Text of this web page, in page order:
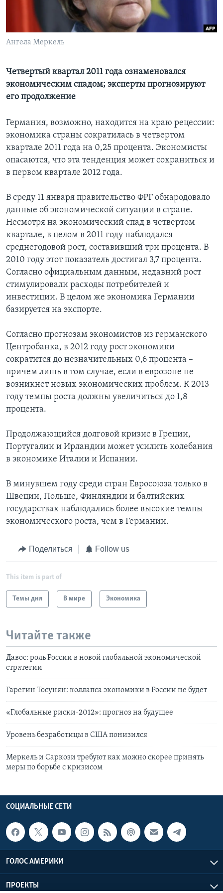
Learning English
СОЦИАЛЬНЫЕ СЕТИ
Ангела Меркель
Четвертый квартал 2011 года ознаменовался
экономическим спадом; эксперты прогнозируют
его продолжение
Германия, возможно, находится на краю рецессии:
экономика страны сократилась в четвертом
квартале 2011 года на 0,25 процента. Экономисты
опасаются, что эта тенденция может сохраниться и
в первом квартале 2012 года.
В среду 11 января правительство ФРГ обнародовало
данные об экономической ситуации в стране.
Несмотря на экономический спад в четвертом
квартале, в целом в 2011 году наблюдался
среднегодовой рост, составивший три процента. В
2010 году этот показатель достигал 3,7 процента.
Согласно официальным данным, недавний рост
стимулировали расходы потребителей и
инвестиции. В целом же экономика Германии
базируется на экспорте.
Согласно прогнозам экономистов из германского
Центробанка, в 2012 году рост экономики
сократится до незначительных 0,6 процента –
причем лишь в том случае, если в еврозоне не
возникнет новых экономических проблем. К 2013
году темпы роста должны увеличиться до 1,8
процента.
Продолжающийся долговой кризис в Греции,
Португалии и Ирландии может усилить колебания
в экономике Италии и Испании.
В минувшем году среди стран Евросоюза только в
Швеции, Польше, Финляндии и балтийских
государствах наблюдались более высокие темпы
экономического роста, чем в Германии.
Поделиться Follow us
This item is part of
Темы дня В мире Экономика
Читайте также
Давос: роль России в новой глобальной экономической
стратегии
Гарегин Тосунян: коллапса экономики в России не будет
«Глобальные риски-2012»: прогноз на будущее
Уровень безработицы в США понизился
Меркель и Саркози требуют как можно скорее принять
меры по борьбе с кризисом
СОЦИАЛЬНЫЕ СЕТИ
ГОЛОС АМЕРИКИ
ПРОЕКТЫ